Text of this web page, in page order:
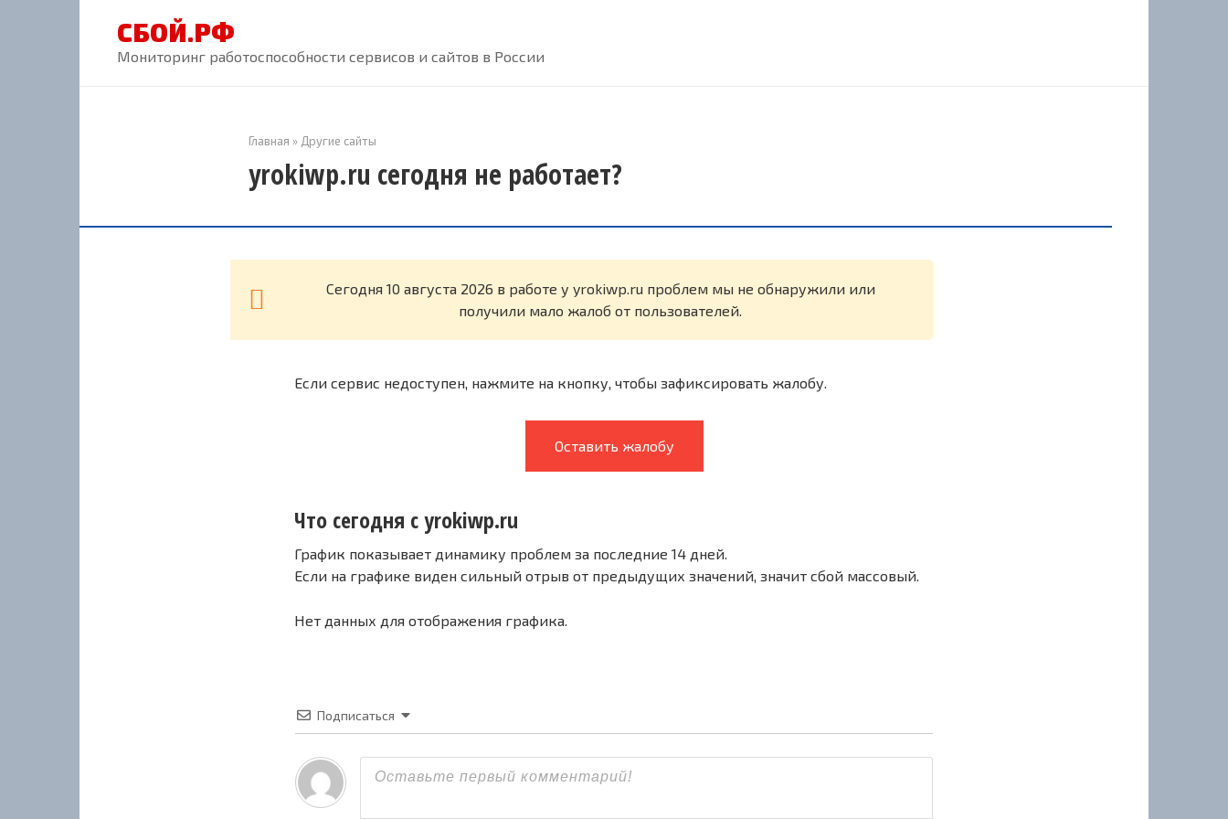
СБОЙ.РФ
Мониторинг работоспособности сервисов и сайтов в России
Главная » Другие сайты
yrokiwp.ru сегодня не работает?
Cегодня 10 августа 2026 в работе у yrokiwp.ru проблем мы не обнаружили или
получили мало жалоб от пользователей.
Если сервис недоступен, нажмите на кнопку, чтобы зафиксировать жалобу.
Оставить жалобу
Что сегодня с yrokiwp.ru
График показывает динамику проблем за последние 14 дней.
Если на графике виден сильный отрыв от предыдущих значений, значит сбой массовый.
Нет данных для отображения графика.
Подписаться